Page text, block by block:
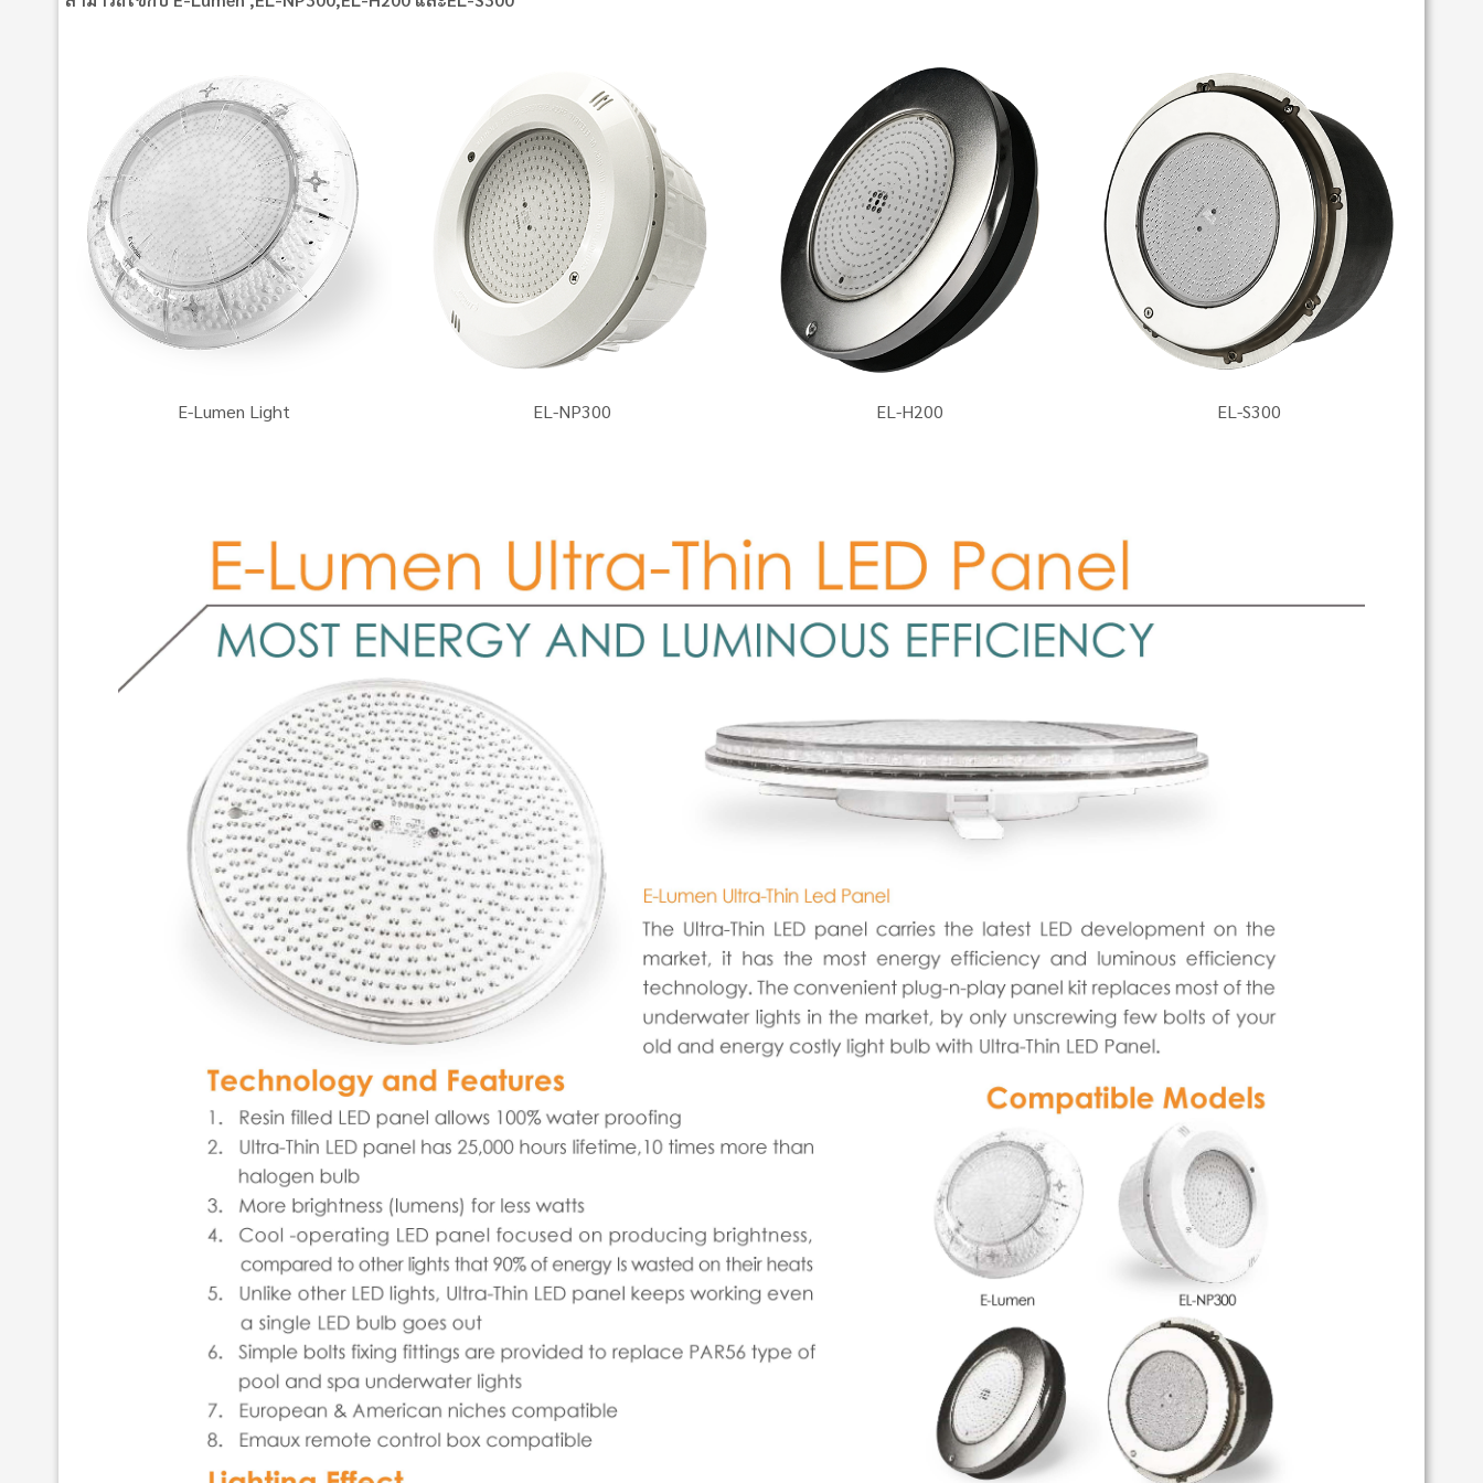
E-Lumen Light EL-NP300 EL-H200 EL-S300